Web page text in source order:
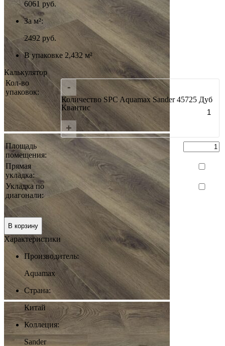
6061 руб.
За м²:
2492 руб.
В упаковке 2,432 м²
Калькулятор
Кол-во
упаковок:
-
Количество SPC Aquamax Sander 45725 Дуб
Квантис
+
Площадь
помещения:
Прямая
укладка:
Укладка по
диагонали:
0 руб.
В корзину
Характеристики
Производитель:
Aquamax
Страна:
Китай
Коллеция:
Sander